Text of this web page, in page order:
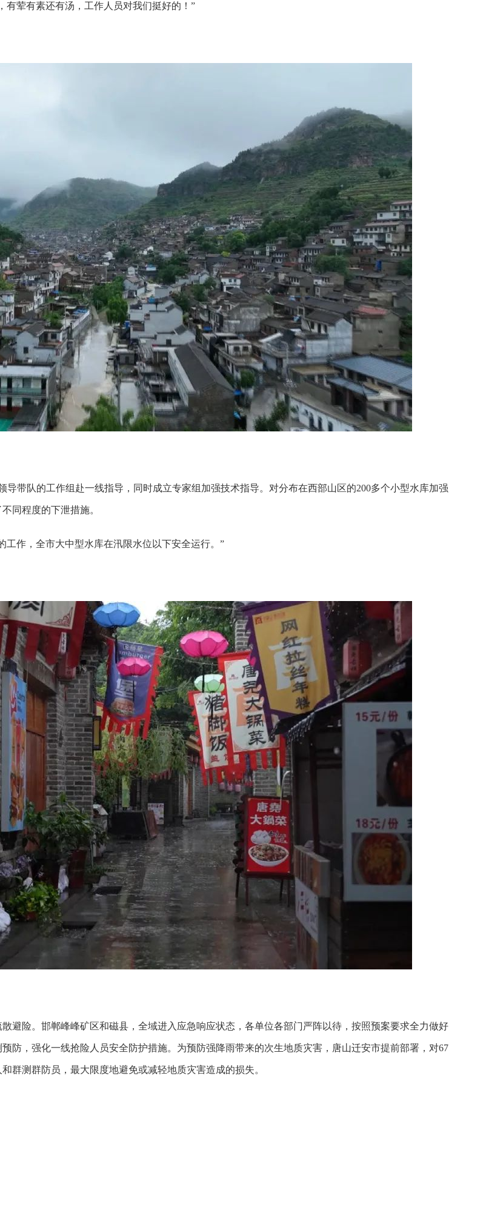
有荤有素还有汤，工作人员对我们挺好的！”
带队的工作组赴一线指导，同时成立专家组加强技术指导。对分布在西部山区的200多个小型水库加强
同程度的下泄措施。
作，全市大中型水库在汛限水位以下安全运行。”
避险。邯郸峰峰矿区和磁县，全域进入应急响应状态，各单位各部门严阵以待，按照预案要求全力做好
防，强化一线抢险人员安全防护措施。为预防强降雨带来的次生地质灾害，唐山迁安市提前部署，对67
群测群防员，最大限度地避免或减轻地质灾害造成的损失。